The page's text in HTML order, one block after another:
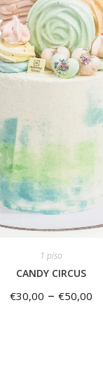
1 piso
CANDY CIRCUS
€30,00 – €50,00